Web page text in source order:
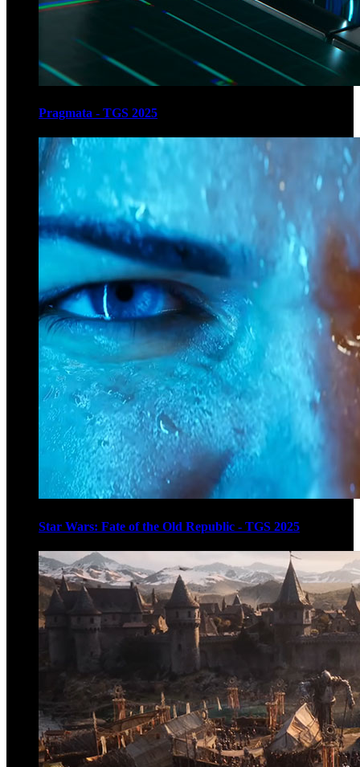
Pragmata - TGS 2025
Star Wars: Fate of the Old Republic - TGS 2025